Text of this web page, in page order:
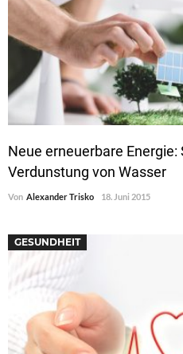
Neue erneuerbare Energie:
Verdunstung von Wasser
Von Alexander Trisko 18. Juni 2015
GESUNDHEIT